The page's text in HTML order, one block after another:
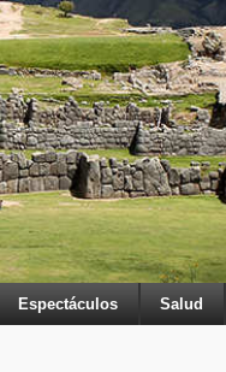
Espectáculos Salud